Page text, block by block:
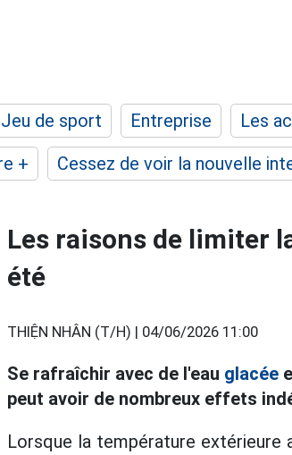
Jeu de sport Entreprise Les
+ Cessez de voir la nouvelle
Les raisons de limiter
été
THIỆN NHÂN (T/H) | 04/06/2026 11:00
Se rafraîchir avec de l'eau glacée
peut avoir de nombreux effets
Lorsque la température extérieure